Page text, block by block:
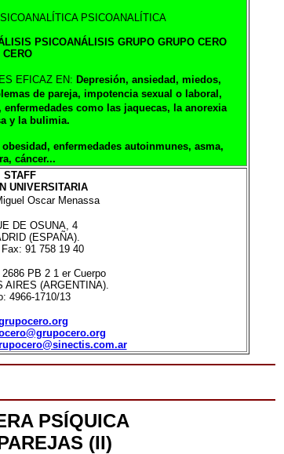
PSICOANALÍTICA
PSICOANÁLISIS GRUPO GRUPO CERO
CERO
EFICAZ EN: Depresión, ansiedad, miedos,
de pareja, impotencia sexual o laboral,
como las jaquecas, la anorexia
y la bulimia.
obesidad, enfermedades autoinmunes, asma,
cáncer...
STAFF
UNIVERSITARIA
Oscar Menassa
DE OSUNA, 4
(ESPAÑA).
91 758 19 40
PB 2 1 er Cuerpo
AIRES (ARGENTINA).
4966-1710/13
PSÍQUICA
(II)